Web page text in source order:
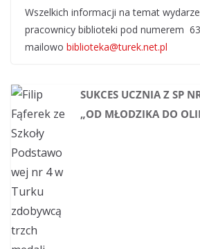
Wszelkich informacji na temat
pracownicy biblioteki pod numerem
mailowo biblioteka@turek.net.pl
SUKCES UCZNIA Z SP
„OD MŁODZIKA DO